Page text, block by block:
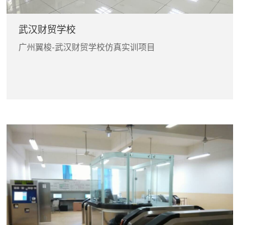
武汉财贸学校
广州翼梭-武汉财贸学校仿真实训项目